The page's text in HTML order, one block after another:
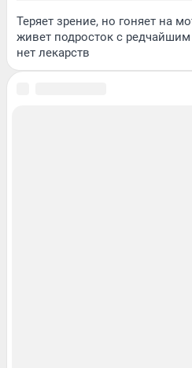
Теряет зрение, но гоняет на
живет подросток с
нет лекарств